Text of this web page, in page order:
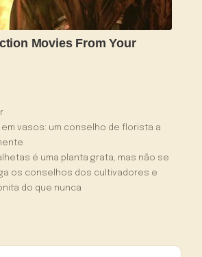
vasos: um conselho de florista a
é uma planta grata, mas não se
os conselhos dos cultivadores e
do que nunca